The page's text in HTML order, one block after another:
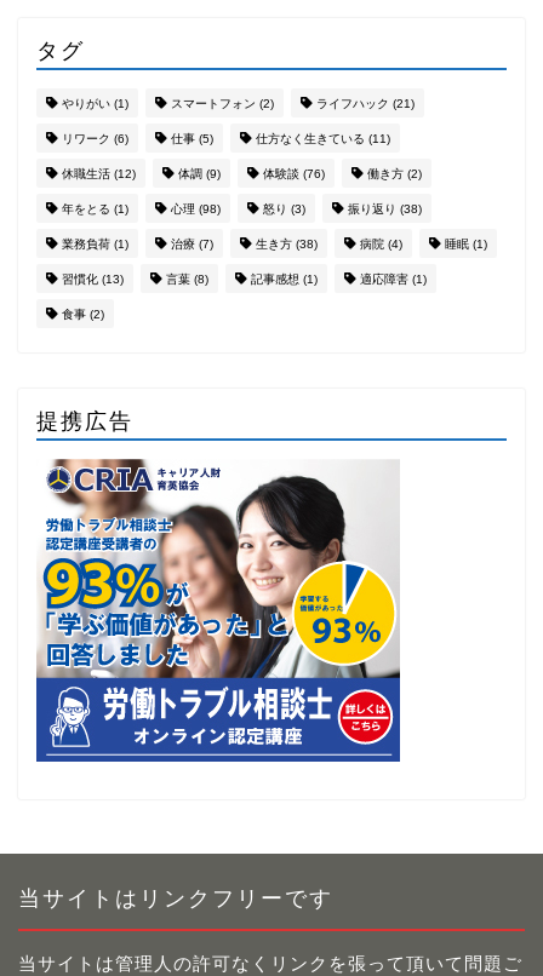
タグ
やりがい (1) スマートフォン (2) ライフハック (21)
リワーク (6) 仕事 (5) 仕方なく生きている (11)
休職生活 (12) 体調 (9) 体験談 (76) 働き方 (2)
年をとる (1) 心理 (98) 怒り (3) 振り返り (38)
業務負荷 (1) 治療 (7) 生き方 (38) 病院 (4) 睡眠 (1)
習慣化 (13) 言葉 (8) 記事感想 (1) 適応障害 (1)
食事 (2)
提携広告
当サイトはリンクフリーです
当サイトは管理人の許可なくリンクを張って頂いて問題ご